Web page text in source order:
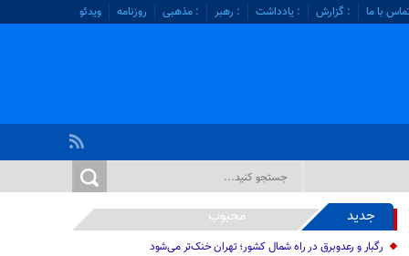
با ما : گزارش : یادداشت : رهبر : مذهبی روزنامه ویدئو
جدید محبوب
رگبار و رعدوبرق در راه شمال کشور؛ تهران خنک‌تر می‌شود